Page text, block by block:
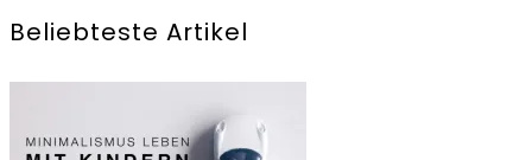
Beliebteste Artikel